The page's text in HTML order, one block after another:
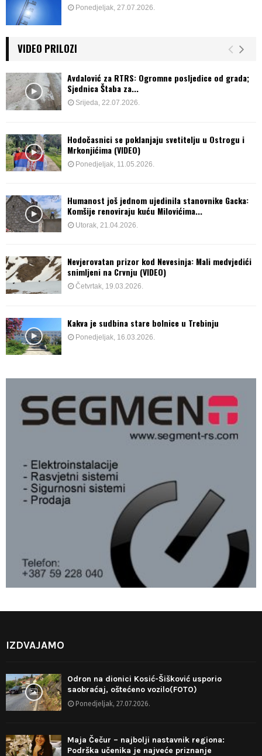
Ponedjeljak, 27.07.2026.
VIDEO PRILOZI
Avdalović za RTRS: Ogromne posljedice od grada;
Sjednica Štaba za...
Srijeda, 22.07.2026.
Hodočasnici se poklanjaju svetitelju u Ostrogu i
Mrkonjićima (VIDEO)
Ponedjeljak, 11.05.2026.
Humanost još jednom ujedinila stanovnike Gacka:
Komšije renoviraju kuću Milovićima...
Utorak, 21.04.2026.
Nevjerovatan prizor kod Nevesinja: Mali medvjedići
snimljeni na Crvnju (VIDEO)
Četvrtak, 19.03.2026.
Kakva je sudbina stare bolnice u Trebinju
Ponedjeljak, 16.03.2026.
IZDVAJAMO
Odron na dionici Kosić-Šišković usporio
saobraćaj, oštećeno vozilo(FOTO)
Ponedjeljak, 27.07.2026.
Maja Čečur – najbolji nastavnik regiona:
Podrška učenika je najveće priznanje